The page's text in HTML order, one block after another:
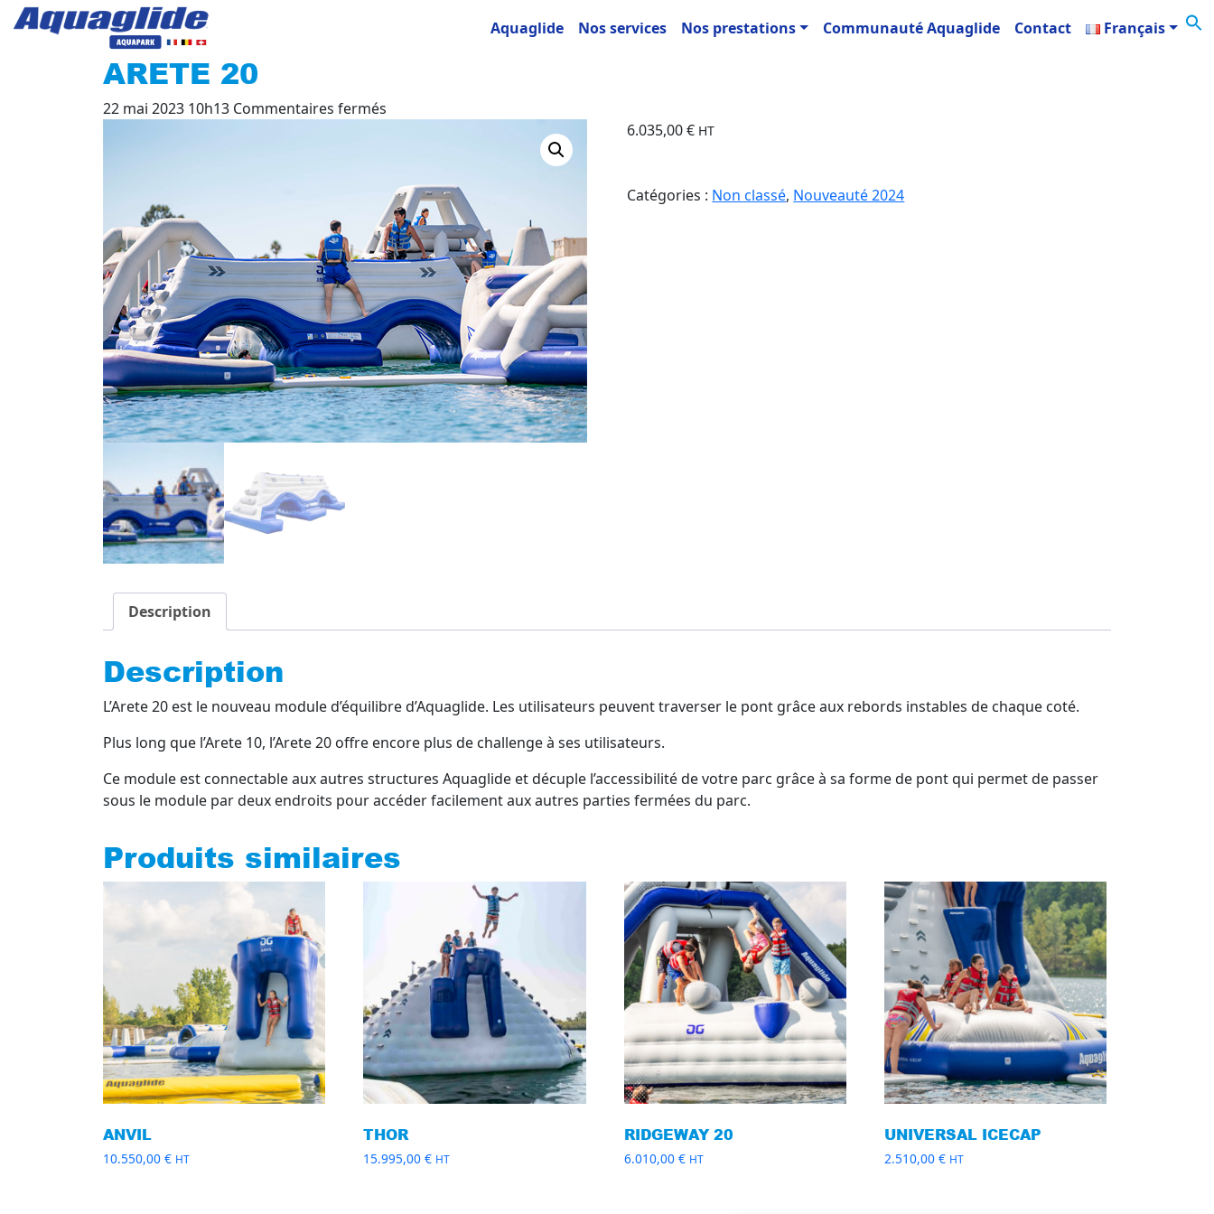
Aquaglide Nos services Nos prestations Communauté Aquaglide Contact Français
ARETE 20
22 mai 2023 10h13 Commentaires fermés
6.035,00€ HT
Catégories : Non classé, Nouveauté 2024
Description
Description
L’Arete 20 est le nouveau module d’équilibre d’Aquaglide. Les utilisateurs peuvent traverser le pont grâce aux rebords instables de chaque coté.
Plus long que l’Arete 10, l’Arete 20 offre encore plus de challenge à ses utilisateurs.
Ce module est connectable aux autres structures Aquaglide et décuple l’accessibilité de votre parc grâce à sa forme de pont qui permet de passer
sous le module par deux endroits pour accéder facilement aux autres parties fermées du parc.
Produits similaires
ANVIL
10.550,00 € HT
THOR
15.995,00€ HT
RIDGEWAY 20
6.010,00 € HT
UNIVERSAL ICECAP
2.510,00€ HT